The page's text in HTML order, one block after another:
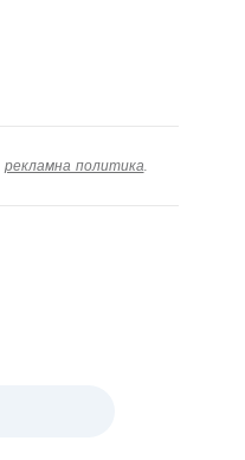
рекламна политика.